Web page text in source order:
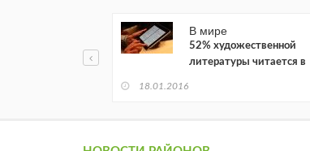
В мире
52% художественной
литературы читается в
18.01.2016